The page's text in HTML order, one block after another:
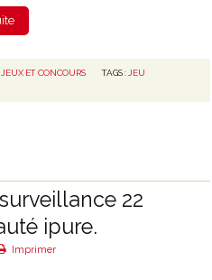
JEUX ET CONCOURS TAGS : JEU
22
ipure.
Imprimer